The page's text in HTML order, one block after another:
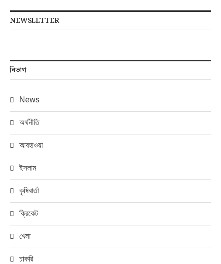
NEWSLETTER
বিভাগ
News
অর্থনীতি
আবহাওয়া
ইসলাম
কৃষিবার্তা
ক্রিকেট
খেলা
চাকরি